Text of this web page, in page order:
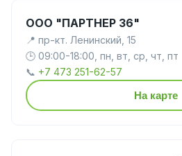
ООО "ПАРТНЕР 36"
📍 пр-кт. Ленинский, 15
🕒 09:00-18:00, пн, вт, ср, чт, пт
📞 +7 473 251-62-57
На карте